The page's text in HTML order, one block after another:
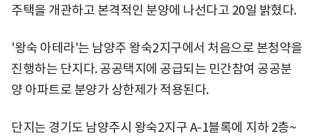
주택을 개관하고 본격적인 분양에 나선다고 20일 밝혔다.
'왕숙 아테라'는 남양주 왕숙2지구에서 처음으로 본청약을
진행하는 단지다. 공공택지에 공급되는 민간참여 공공분
양 아파트로 분양가 상한제가 적용된다.
단지는 경기도 남양주시 왕숙2지구 A-1블록에 지하 2층~